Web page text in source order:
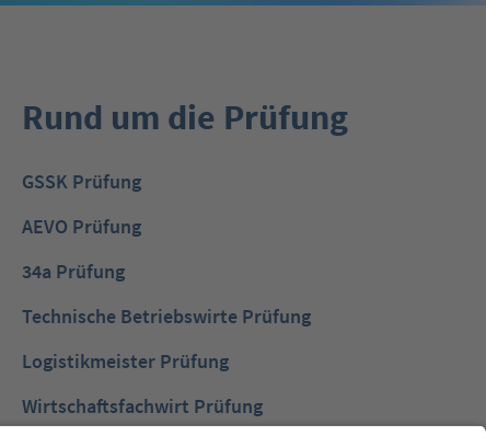
Rund um die Prüfung
GSSK Prüfung
AEVO Prüfung
34a Prüfung
Technische Betriebswirte Prüfung
Logistikmeister Prüfung
Wirtschaftsfachwirt Prüfung